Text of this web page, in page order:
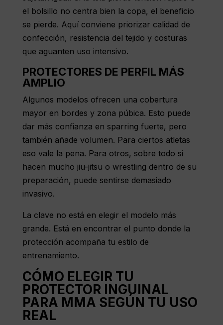
el bolsillo no centra bien la copa, el beneficio
se pierde. Aquí conviene priorizar calidad de
confección, resistencia del tejido y costuras
que aguanten uso intensivo.
PROTECTORES DE PERFIL MÁS
AMPLIO
Algunos modelos ofrecen una cobertura
mayor en bordes y zona púbica. Esto puede
dar más confianza en sparring fuerte, pero
también añade volumen. Para ciertos atletas
eso vale la pena. Para otros, sobre todo si
hacen mucho jiu-jitsu o wrestling dentro de su
preparación, puede sentirse demasiado
invasivo.
La clave no está en elegir el modelo más
grande. Está en encontrar el punto donde la
protección acompaña tu estilo de
entrenamiento.
CÓMO ELEGIR TU
PROTECTOR INGUINAL
PARA MMA SEGÚN TU USO
REAL